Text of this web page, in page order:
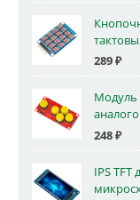
289₽
Модуль
248₽
IPS TFT